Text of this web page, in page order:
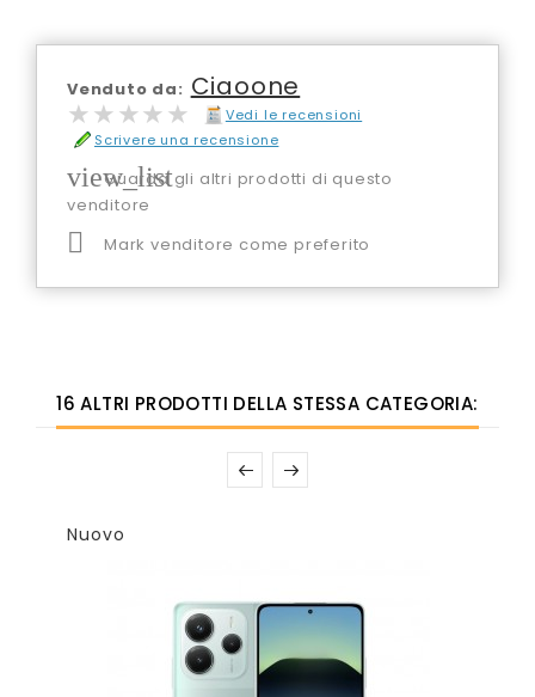
Venduto da: Ciaoone
★★★★★
★★★★★
Vedi le recensioni
Scrivere una recensione
view_list
Guarda gli altri prodotti di questo
venditore
 Mark venditore come preferito
16 ALTRI PRODOTTI DELLA STESSA CATEGORIA:
Nuovo